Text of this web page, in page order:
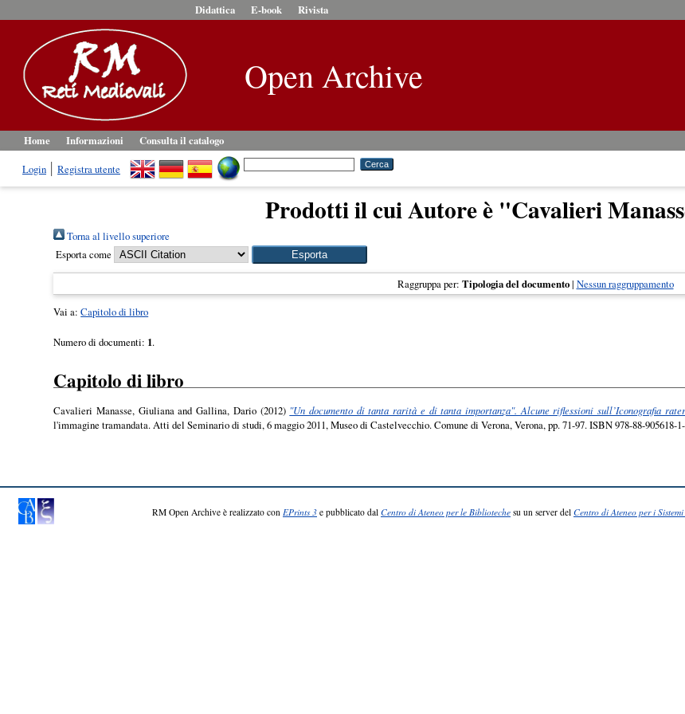
Didattica E-book Rivista
Open Archive
Home Informazioni
Consulta il catalogo
Login
Registra utente
Prodotti il cui Autore è "Cavalieri
Torna al livello superiore
Esporta come
Raggruppa per: Tipologia del documento| Nessun raggruppamento
Vai a:Capitolo di libro
Numero di documenti: 1.
Capitolo di libro
Cavalieri Manasse, GiulianaandGallina, Dario(2012) "Un documento di tanta rarità e di tanta importanza". Alcune riflessioni sull’Iconografia
l'immagine tramandata. Atti del Seminario di studi, 6 maggio 2011, Museo di Castelvecchio. Comune di Verona, Verona, pp. 71-97. ISBN 978-88-905618-
RM Open Archive è realizzato con EPrints 3 e pubblicato dal Centro di Ateneo per le Biblioteche su un server del Centro di Ateneo per i